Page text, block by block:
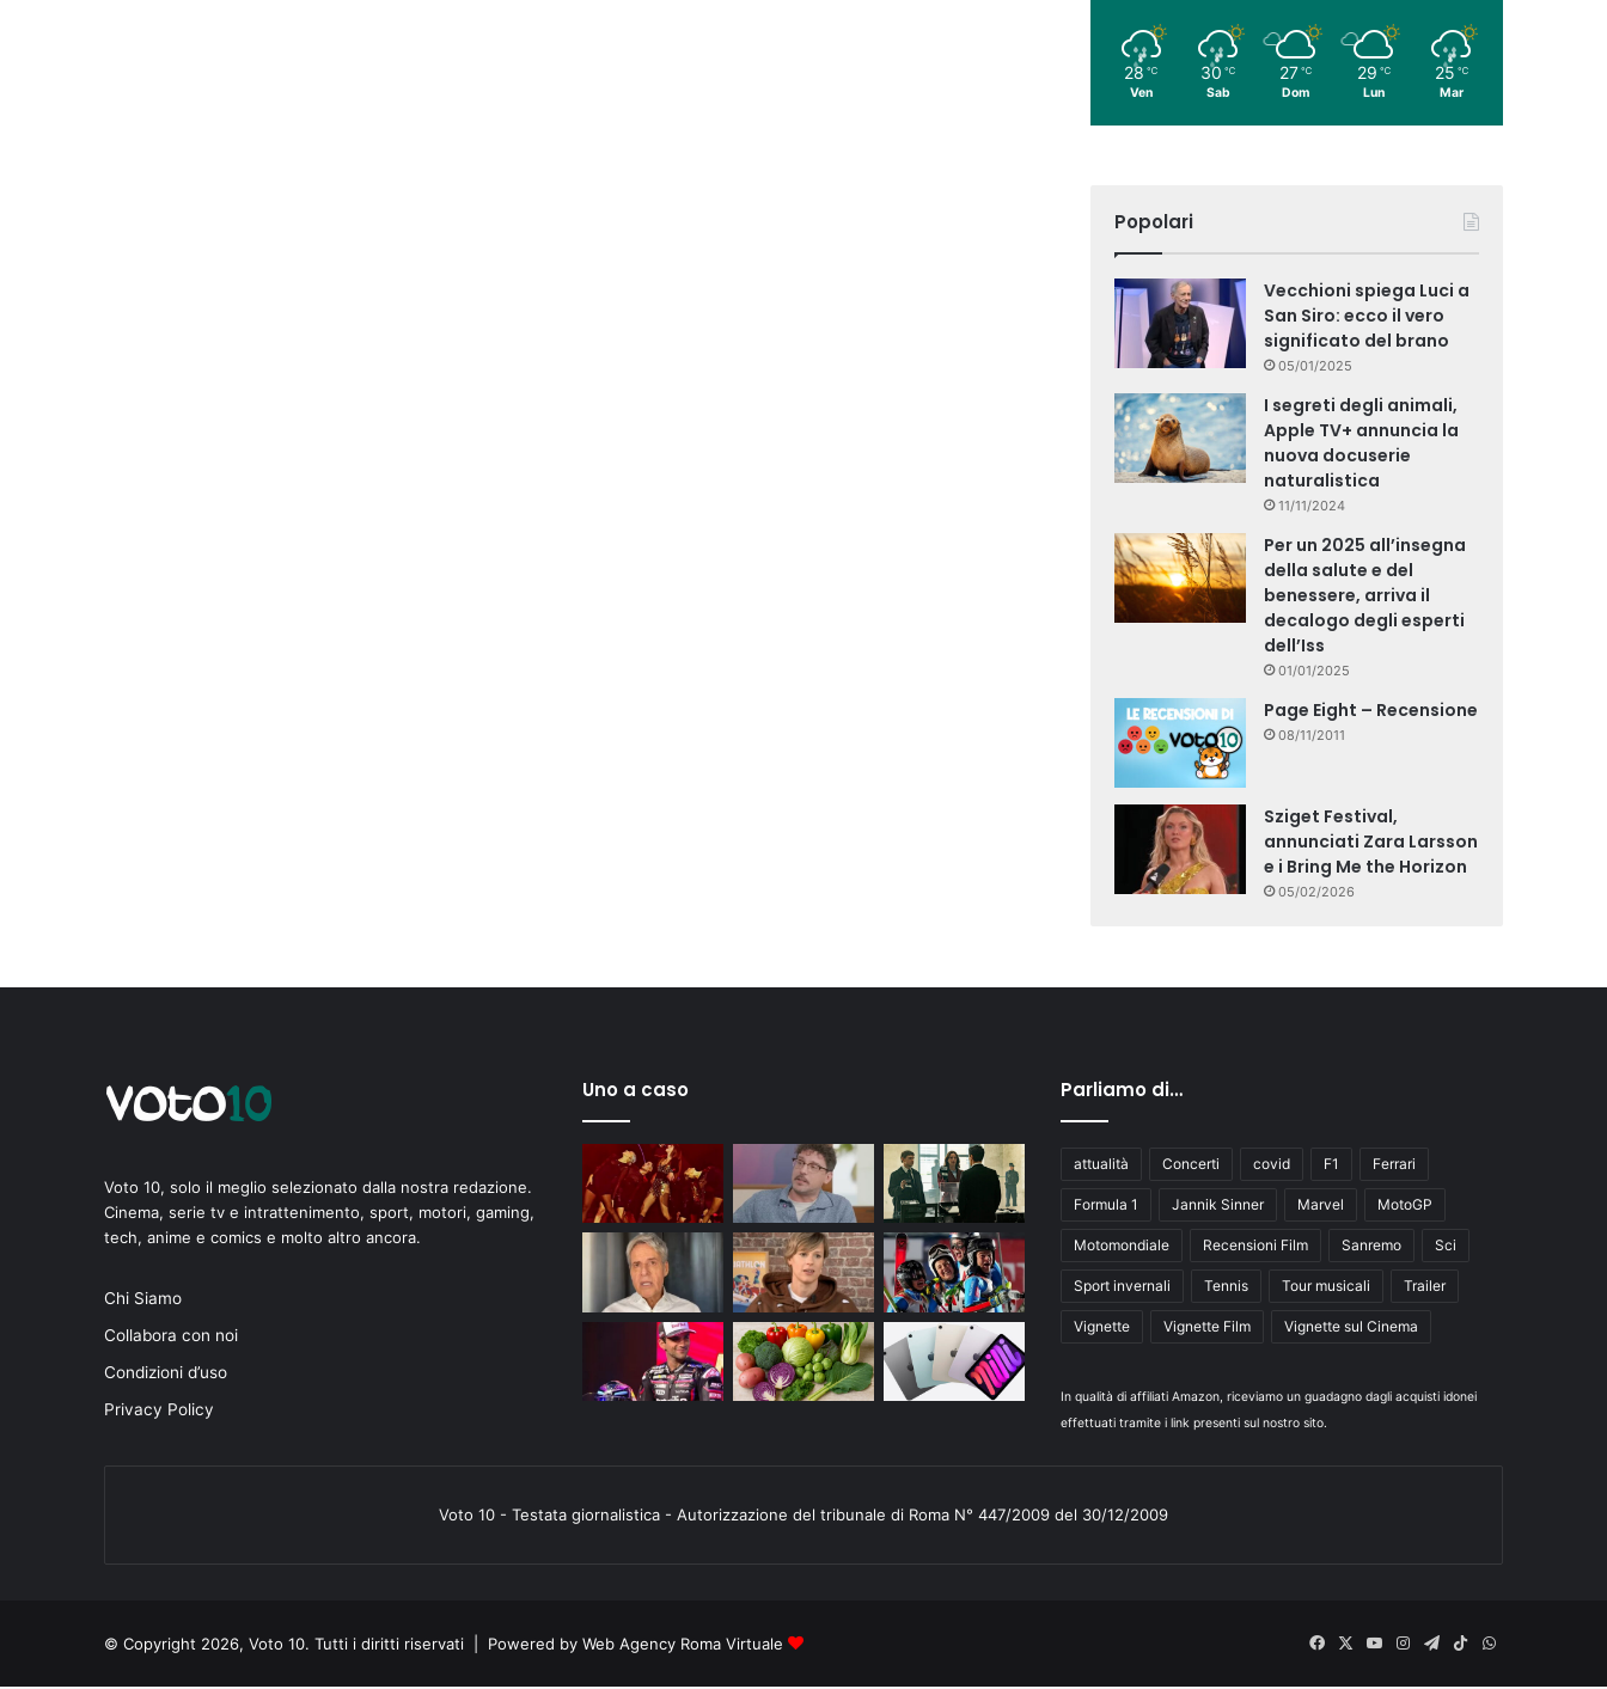
28 ℃
Ven
30 ℃
Sab
27 ℃
Dom
29 ℃
Lun
25 ℃
Mar
Popolari
Vecchioni spiega Luci a
San Siro: ecco il vero
significato del brano
05/01/2025
I segreti degli animali,
Apple TV+ annuncia la
nuova docuserie
naturalistica
11/11/2024
Per un 2025 all’insegna
della salute e del
benessere, arriva il
decalogo degli esperti
dell’Iss
01/01/2025
Page Eight – Recensione
08/11/2011
Sziget Festival,
annunciati Zara Larsson
e i Bring Me the Horizon
05/02/2026
Voto 10, solo il meglio selezionato dalla nostra redazione.
Cinema, serie tv e intrattenimento, sport, motori, gaming,
tech, anime e comics e molto altro ancora.
Chi Siamo
Collabora con noi
Condizioni d’uso
Privacy Policy
Uno a caso Parliamo di…
attualità Concerti covid F1 Ferrari
Formula 1 Jannik Sinner Marvel MotoGP
Motomondiale Recensioni Film Sanremo Sci
Sport invernali Tennis Tour musicali Trailer
Vignette Vignette Film Vignette sul Cinema
In qualità di affiliati Amazon, riceviamo un guadagno dagli acquisti idonei
effettuati tramite i link presenti sul nostro sito.
Voto 10 - Testata giornalistica - Autorizzazione del tribunale di Roma N° 447/2009 del 30/12/2009
© Copyright 2026, Voto 10. Tutti i diritti riservati | Powered by Web Agency Roma Virtuale Facebook
X
YouInstagram
Telegram
TikTokWhatsApp